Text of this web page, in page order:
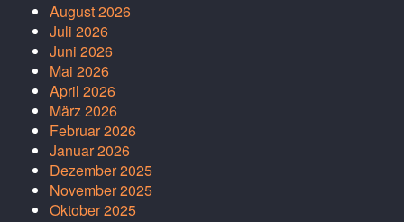
August 2026
Juli 2026
Juni 2026
Mai 2026
April 2026
März 2026
Februar 2026
Januar 2026
Dezember 2025
November 2025
Oktober 2025